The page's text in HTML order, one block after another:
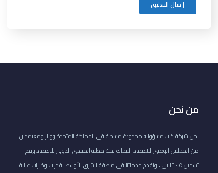
من نحن
نحن شركة ذات مسؤولية محدودة مسجلة في المملكة المتحدة وويلز ومعتمدين
من المجلس الوطني للاعتماد الايجاك تحت مظلة المنتدي الدولي للاعتماد برقم
تسجيل ٠١٢٠٠٠٥بي ، ونقدم خدماتنا في منطقة الشرق الأوسط بقدرات وخبرات عالية